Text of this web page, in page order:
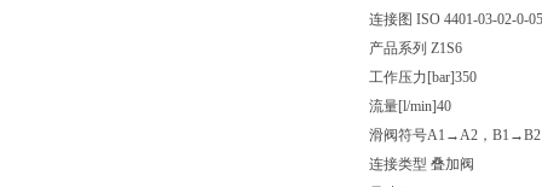
连接图 ISO 4401-03-02-0-05
产品系列 Z1S6
工作压力[bar]350
流量[l/min]40
滑阀符号A1→A2，B1→B2
连接类型 叠加阀